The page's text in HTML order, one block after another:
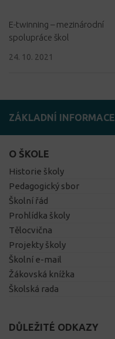
E-twinning – mezinárodní
spolupráce škol
24. 10. 2021
ZÁKLADNÍ INFORMACE
O ŠKOLE
Historie školy
Pedagogický sbor
Školní řád
Prohlídka školy
Tělocvična
Projekty školy
Školní e-mail
Žákovská knížka
Školská rada
DŮLEŽITÉ ODKAZY